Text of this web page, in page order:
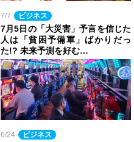
7/7 ビジネス
7月5日の「大災害」予言を信じた
人は「貧困予備軍」ばかりだっ
た!? 未来予測を好む…
6/24 ビジネス